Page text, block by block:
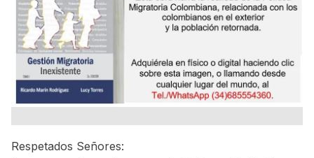
Respetados Señores: